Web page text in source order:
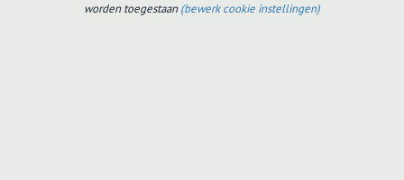
worden toegestaan(bewerk cookie instellingen)